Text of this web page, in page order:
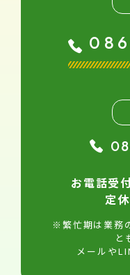
お電話受
定
※繁忙期は業務
と
メールや